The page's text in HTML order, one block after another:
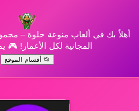
أهلاً بك في ألعاب منوعة حلوة –
المجانية لكل الأعمار!
📂 أقسام الموقع